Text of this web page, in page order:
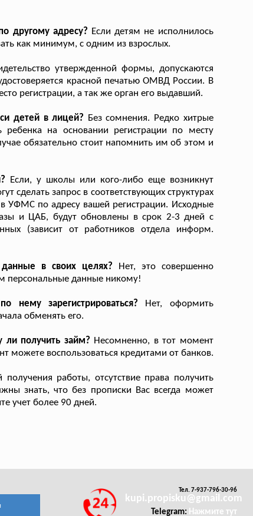
другому адресу? Если детям не исполнилось
как минимум, с одним из взрослых.
утвержденной формы, допускаются
красной печатью ОМВД России. В
регистрации, а так же орган его выдавший.
детей в лицей? Без сомнения. Редко хитрые
на основании регистрации по месту
обязательно стоит напомнить им об этом и
Если, у школы или кого-либо еще возникнут
сделать запрос в соответствующих структурах
УФМС по адресу вашей регистрации. Исходные
и ЦАБ, будут обновлены в срок 2-3 дней с
(зависит от работников отдела информ.
в своих целях? Нет, это совершенно
персональные данные никому!
зарегистрироваться? Нет, оформить
обменять его.
ли получить займ? Несомненно, в тот момент
можете воспользоваться кредитами от банков.
работы, отсутствие права получить
знать, что без прописки Вас всегда может
учет более 90 дней.
Тел. 7-937-796-30-96
kupi.propisku@gmail.com
Telegram: Нажмите тут